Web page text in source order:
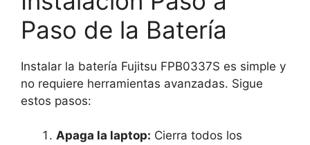
Paso de la Batería
Instalar la batería Fujitsu FPB0337S es simple y
no requiere herramientas avanzadas. Sigue
estos pasos:
Apaga la laptop: Cierra todos los